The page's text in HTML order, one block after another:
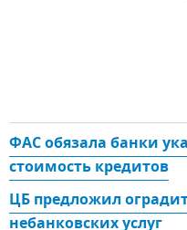
ФАС обязала банки
стоимость кредитов
ЦБ предложил
небанковских услуг